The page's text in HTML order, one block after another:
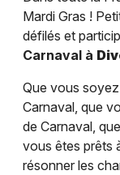
Mardi Gras !
défilés et
Carnaval à
Que vous
Carnaval, que
de Carnaval,
vous êtes prêts
résonner les